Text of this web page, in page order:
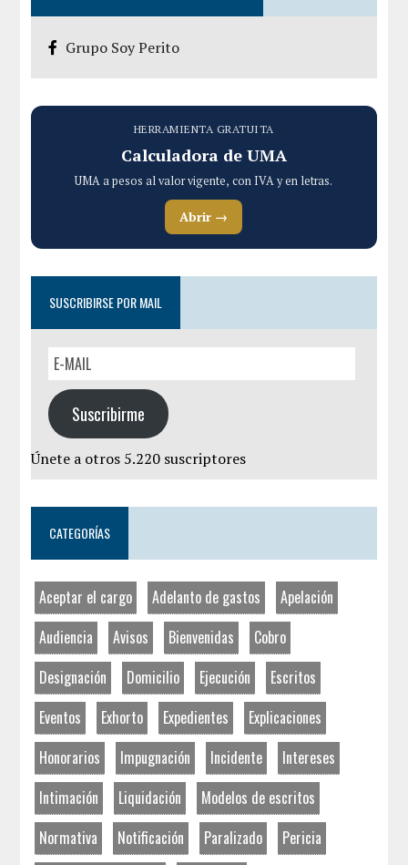
Grupo Soy Perito
HERRAMIENTA GRATUITA
Calculadora de UMA
UMA a pesos al valor vigente, con IVA y en letras.
Abrir →
SUSCRIBIRSE POR MAIL
Suscribirme
Únete a otros 5.220 suscriptores
CATEGORÍAS
Aceptar el cargo Adelanto de gastos
Apelación
Audiencia
Avisos Bienvenidas
Cobro
Designación
Domicilio Ejecución
Escritos
Eventos
Exhorto Expedientes
Explicaciones
Honorarios
Impugnación Incidente
Intereses
Intimación
Liquidación
Modelos de escritos
Normativa
Notificación Paralizado
Pericia